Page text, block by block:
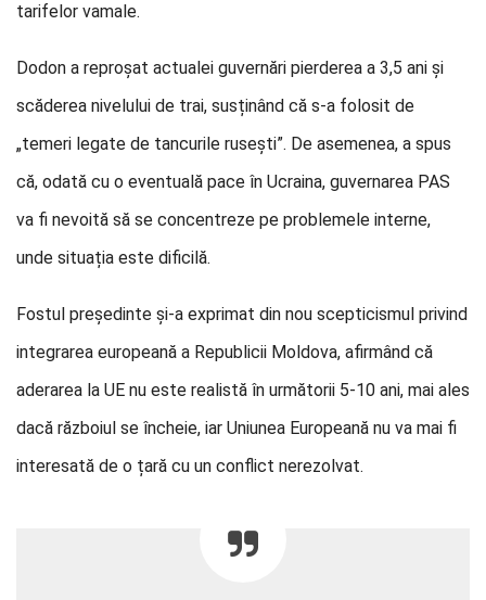
tarifelor vamale.
Dodon a reproșat actualei guvernări pierderea a 3,5 ani și
scăderea nivelului de trai, susținând că s-a folosit de
„temeri legate de tancurile rusești”. De asemenea, a spus
că, odată cu o eventuală pace în Ucraina, guvernarea PAS
va fi nevoită să se concentreze pe problemele interne,
unde situația este dificilă.
Fostul președinte și-a exprimat din nou scepticismul privind
integrarea europeană a Republicii Moldova, afirmând că
aderarea la UE nu este realistă în următorii 5-10 ani, mai ales
dacă războiul se încheie, iar Uniunea Europeană nu va mai fi
interesată de o țară cu un conflict nerezolvat.